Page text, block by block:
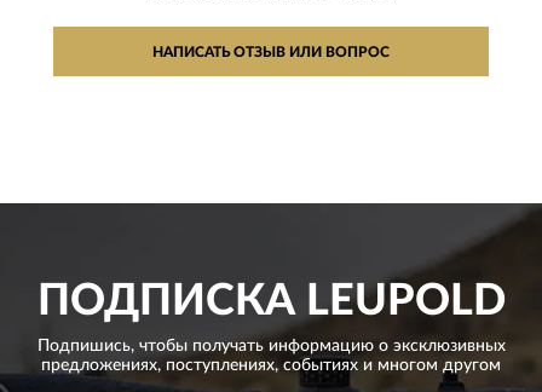
НАПИСАТЬ ОТЗЫВ ИЛИ ВОПРОС
ПОДПИСКАLEUPOLD
Подпишись, чтобы получать информацию о эксклюзивных
предложениях, поступлениях, событиях и многом другом